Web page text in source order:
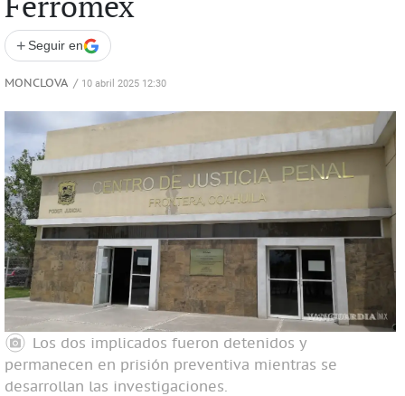
Ferromex
+ Seguir en
MONCLOVA / 10 abril 2025 12:30
Los dos implicados fueron detenidos y
permanecen en prisión preventiva mientras se
desarrollan las investigaciones.